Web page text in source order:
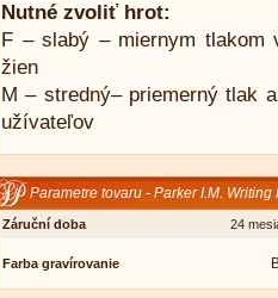
Nutné zvoliť hrot:
F – slabý – miernym tlakom
žien
M – stredný– priemerný tlak
užívateľov
Parametre tovaru - Parker I.M.
Záruční doba 24
Farba gravírovanie